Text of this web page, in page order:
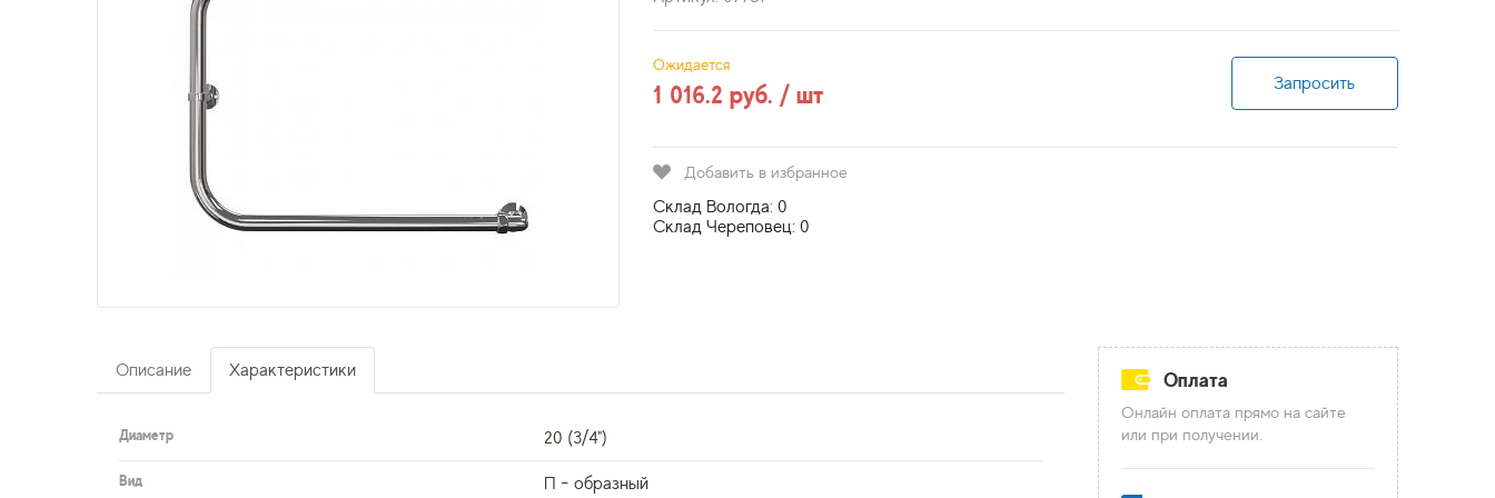
Ожидается
1 016.2 руб. / шт Запросить
Добавить в избранное
Склад Вологда: 0
Склад Череповец: 0
Описание Характеристики
Диаметр 20 (3/4")
Вид П - образный
Оплата
Онлайн оплата прямо на сайте
или при получении.